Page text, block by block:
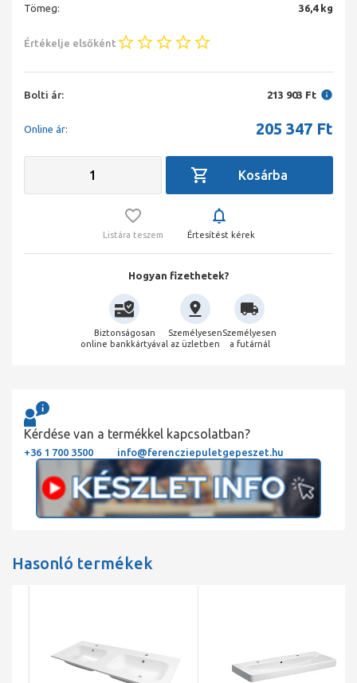
Tömeg:
36,4 kg
Értékelje elsőként
Bolti ár: 213 903 Ft
Online ár: 205 347 Ft
Listára teszem Értesítést kérek
Hogyan fizethetek?
Biztonságosan
online bankkártyával
Személyesen
az üzletben
Személyesen
a futárnál
Kérdése van a termékkel kapcsolatban?
+36 1 700 3500 info@ferencziepuletgepeszet.hu
Hasonló termékek